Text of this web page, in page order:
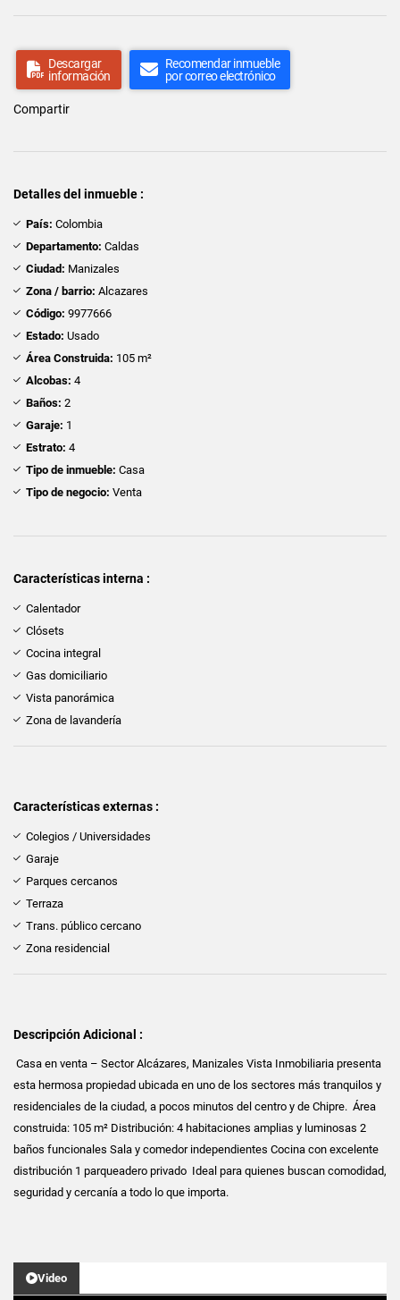
Descargar
información
Recomendar inmueble
por correo electrónico
Compartir
Detalles del inmueble :
País: Colombia
Departamento: Caldas
Ciudad: Manizales
Zona / barrio: Alcazares
Código: 9977666
Estado: Usado
Área Construida: 105 m²
Alcobas: 4
Baños: 2
Garaje: 1
Estrato: 4
Tipo de inmueble: Casa
Tipo de negocio: Venta
Características interna :
Calentador
Clósets
Cocina integral
Gas domiciliario
Vista panorámica
Zona de lavandería
Características externas :
Colegios / Universidades
Garaje
Parques cercanos
Terraza
Trans. público cercano
Zona residencial
Descripción Adicional :
Casa en venta – Sector Alcázares, Manizales Vista Inmobiliaria presenta
esta hermosa propiedad ubicada en uno de los sectores más tranquilos y
residenciales de la ciudad, a pocos minutos del centro y de Chipre. Área
construida: 105 m² Distribución: 4 habitaciones amplias y luminosas 2
baños funcionales Sala y comedor independientes Cocina con excelente
distribución 1 parqueadero privado Ideal para quienes buscan comodidad,
seguridad y cercanía a todo lo que importa.
Video